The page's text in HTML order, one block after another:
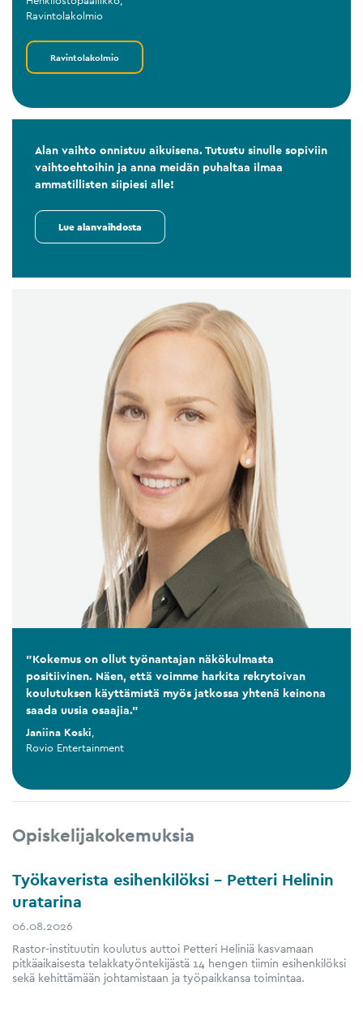
Ravintolakolmio
Ravintolakolmio
Alan vaihto onnistuu aikuisena. Tutustu sinulle sopiviin
vaihtoehtoihin ja anna meidän puhaltaa ilmaa
ammatillisten siipiesi alle!
Lue alanvaihdosta
"Kokemus on ollut työnantajan näkökulmasta
positiivinen. Näen, että voimme harkita rekrytoivan
koulutuksen käyttämistä myös jatkossa yhtenä keinona
saada uusia osaajia."
Janiina Koski,
Rovio Entertainment
Opiskelijakokemuksia
Työkaverista esihenkilöksi – Petteri Helinin
uratarina
06.08.2026
Rastor-instituutin koulutus auttoi Petteri Heliniä kasvamaan
pitkäaikaisesta telakkatyöntekijästä 14 hengen tiimin esihenkilöksi
sekä kehittämään johtamistaan ja työpaikkansa toimintaa.